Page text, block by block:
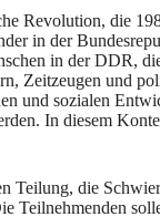
Revolution, die
in der
in der DDR,
Zeitzeugen und
und sozialen
In diesem
die